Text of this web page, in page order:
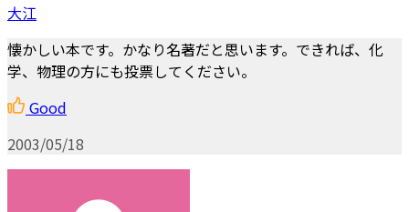
大江
懐かしい本です。かなり名著だと思います。できれば、化
学、物理の方にも投票してください。
Good
2003/05/18